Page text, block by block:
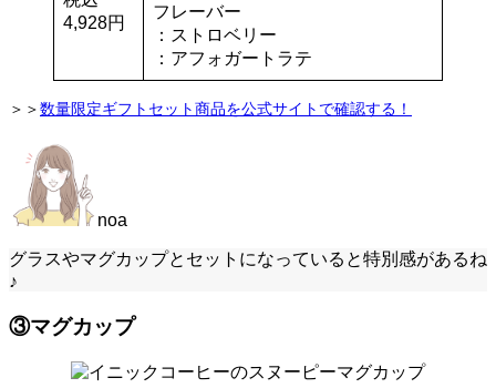
4,928円
フレーバー
：ストロベリー
：アフォガートラテ
＞＞数量限定ギフトセット商品を公式サイトで確認する！
noa
グラスやマグカップとセットになっていると特別感があるね
♪
③マグカップ